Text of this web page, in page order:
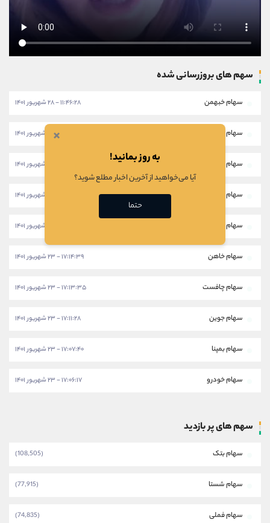
سهم های بروزرسانی شده
سهام خبهمن ۱۱:۴۶:۲۸ - ۲۸ شهریور ۱۴۰۱
سهام خکار
سهام شرانل
سهام ثبهساز
سهام خپویش
سهام خاهن ۱۷:۱۴:۳۹ - ۲۳ شهریور ۱۴۰۱
سهام چافست ۱۷:۱۳:۳۵ - ۲۳ شهریور ۱۴۰۱
سهام جوین ۱۷:۱۱:۲۸ - ۲۳ شهریور ۱۴۰۱
سهام بمپنا ۱۷:۰۷:۴۰ - ۲۳ شهریور ۱۴۰۱
سهام خودرو ۱۷:۰۶:۱۷ - ۲۳ شهریور ۱۴۰۱
سهم های پر بازدید
سهام بتک (108,505)
سهام شستا (77,915)
سهام فملی (74,835)
×
به روز بمانید!
آیا می‌خواهید از آخرین اخبار مطلع شوید؟
حتما